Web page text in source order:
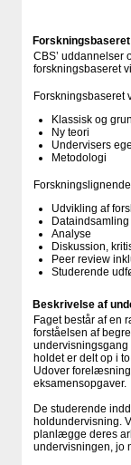
CBS’ uddannelser
forskningsbaseret
Forskningsbaseret
Klassisk og
Ny teori
Undervisers
Metodologi
Udvikling af
Dataindsamling
Analyse
Diskussion,
Peer review
Studerende
Beskrivelse af
Faget består af en
forståelsen af
undervisningsgang
holdet er delt op i
Udover
eksamensopgaver.
De studerende
holdundervisning.
planlægge deres
undervisningen, jo